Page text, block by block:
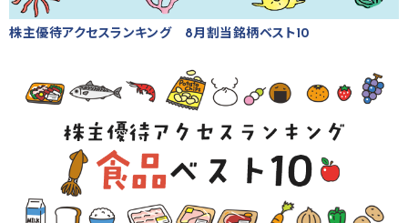
株主優待アクセスランキング 8月割当銘柄ベスト10